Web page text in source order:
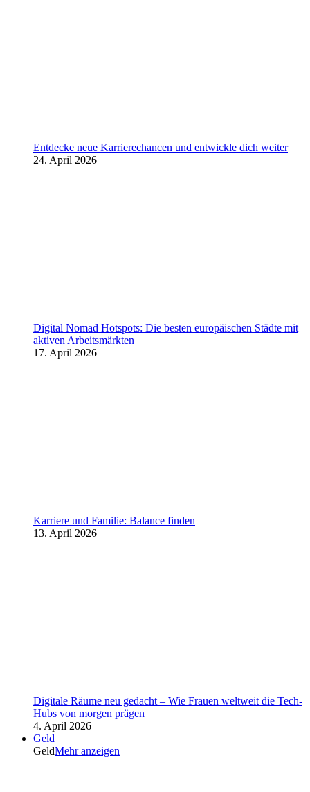
Entdecke neue Karrierechancen und entwickle dich weiter
24. April 2026
Digital Nomad Hotspots: Die besten europäischen Städte mit
aktiven Arbeitsmärkten
17. April 2026
Karriere und Familie: Balance finden
13. April 2026
Digitale Räume neu gedacht – Wie Frauen weltweit die Tech-
Hubs von morgen prägen
4. April 2026
Geld
GeldMehr anzeigen